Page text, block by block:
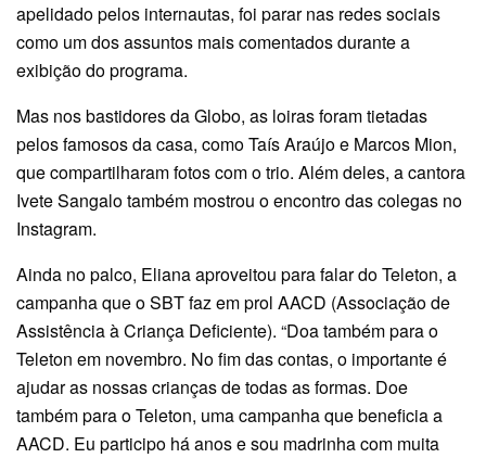
apelidado pelos internautas, foi parar nas redes sociais
como um dos assuntos mais comentados durante a
exibição do programa.
Mas nos bastidores da Globo, as loiras foram tietadas
pelos famosos da casa, como Taís Araújo e Marcos Mion,
que compartilharam fotos com o trio. Além deles, a cantora
Ivete Sangalo também mostrou o encontro das colegas no
Instagram.
Ainda no palco, Eliana aproveitou para falar do Teleton, a
campanha que o SBT faz em prol AACD (Associação de
Assistência à Criança Deficiente). “Doa também para o
Teleton em novembro. No fim das contas, o importante é
ajudar as nossas crianças de todas as formas. Doe
também para o Teleton, uma campanha que beneficia a
AACD. Eu participo há anos e sou madrinha com muita